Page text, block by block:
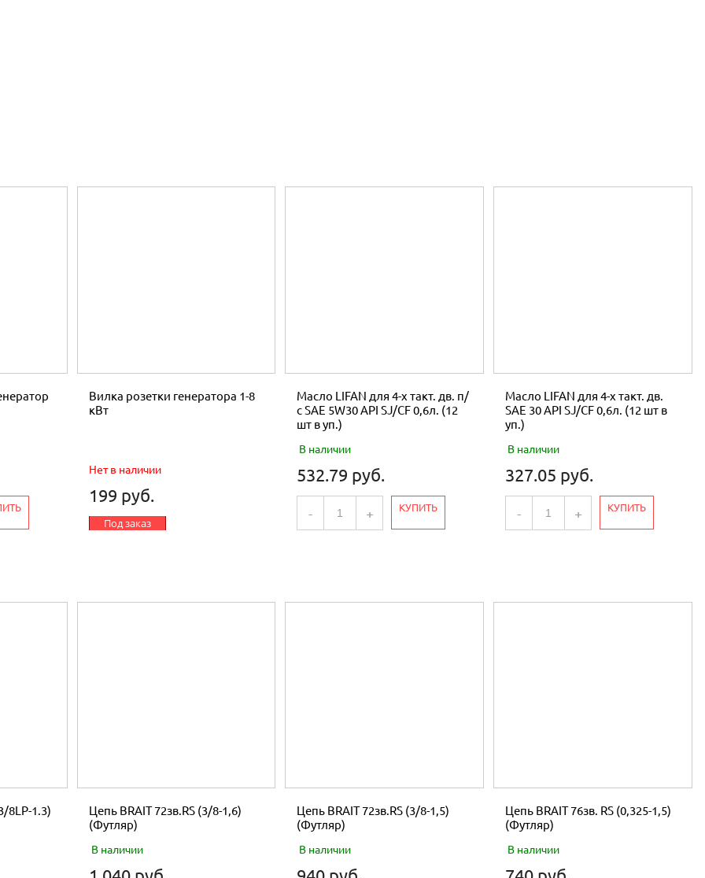
Вилка розетки генератора 1-8
кВт
Нет в наличии
199 руб.
Под заказ
Масло LIFAN для 4-х такт. дв. п/
с SAE 5W30 API SJ/CF 0,6л. (12
шт в уп.)
В наличии
532.79 руб.
- + КУПИТЬ
Масло LIFAN для 4-х такт. дв.
SAE 30 API SJ/CF 0,6л. (12 шт в
уп.)
В наличии
327.05 руб.
- + КУПИТЬ
8LP-1.3)
Цепь BRAIT 72зв.RS (3/8-1,6)
(Футляр)
В наличии
Цепь BRAIT 72зв.RS (3/8-1,5)
(Футляр)
В наличии
Цепь BRAIT 76зв. RS (0,325-1,5)
(Футляр)
В наличии